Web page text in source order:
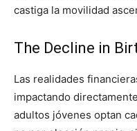
castiga la movilidad
The Decline in
Las realidades
impactando
adultos jóvenes optan